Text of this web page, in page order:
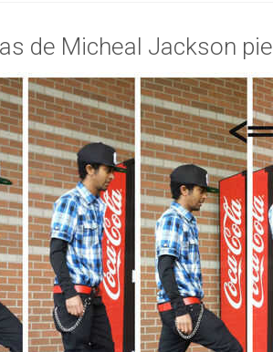
de Micheal Jackson pie